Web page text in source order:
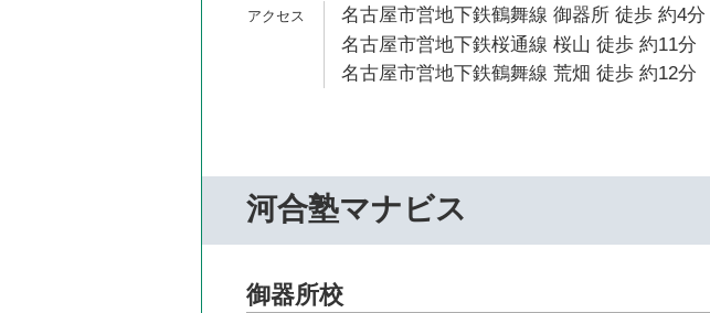
名古屋市営地下鉄鶴舞線 御器所 徒歩 約4分
名古屋市営地下鉄桜通線 桜山 徒歩 約11分
名古屋市営地下鉄鶴舞線 荒畑 徒歩 約12分
河合塾マナビス
御器所校